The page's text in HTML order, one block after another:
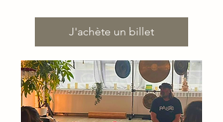
J'achète un billet